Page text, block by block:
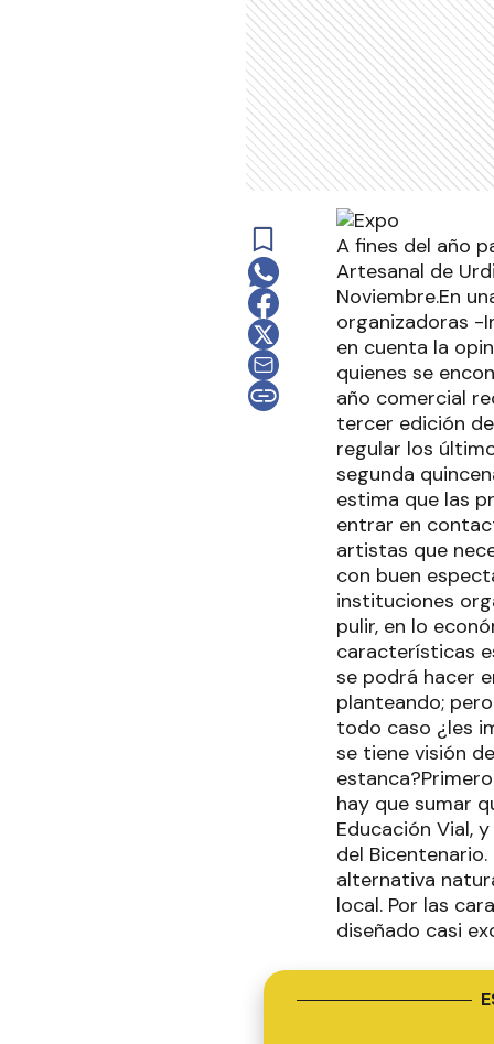
A fines del año
Artesanal de
Noviembre.En
organizadoras -
en cuenta la
quienes se
año comercial
tercer edición
regular los
segunda
estima que las
entrar en
artistas que
con buen
instituciones
pulir, en lo
características
se podrá hacer
planteando;
todo caso ¿les
se tiene visión
hay que sumar
Educación Vial,
del
alternativa
local. Por las
diseñado casi